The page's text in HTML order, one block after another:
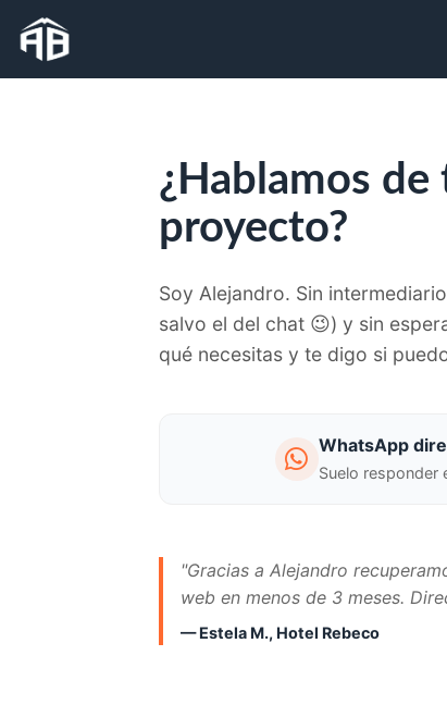
¿Hablamos de
proyecto?
Soy Alejandro. Sin
salvo el del chat 😉) y sin
qué necesitas y te digo si
WhatsApp
Suelo responder
"Gracias a Alejandro
web en menos de 3 meses.
— Estela M., Hotel Rebeco